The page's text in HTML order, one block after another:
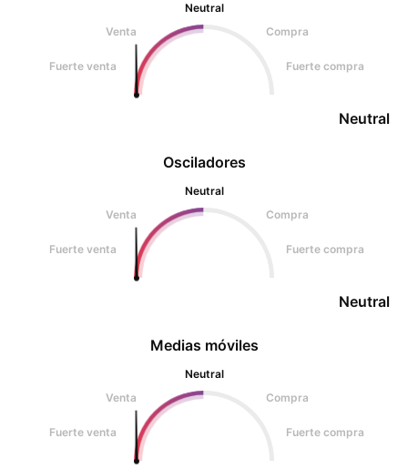
Osciladores
Neutral
Venta
Compra
Fuerte venta Fuerte compra
Neutral
Neutral
Venta
Compra
Fuerte venta Fuerte compra
Neutral
Medias móviles
Neutral
Venta
Compra
Fuerte venta Fuerte compra